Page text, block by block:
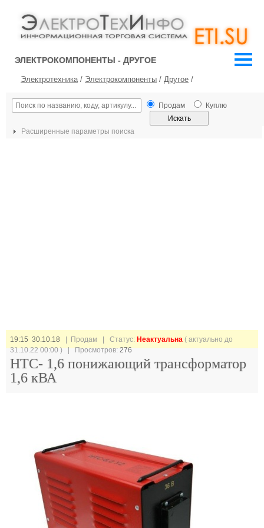
ЭЛЕКТРОКОМПОНЕНТЫ - ДРУГОЕ
Электротехника/ Электрокомпоненты / Другое /
Продам Куплю
Расширенные параметры поиска
19:15 30.10.18 | Продам | Статус: Неактуальна ( актуально до
31.10.22 00:00 ) | Просмотров:276
НТС- 1,6 понижающий трансформатор
1,6 кВА